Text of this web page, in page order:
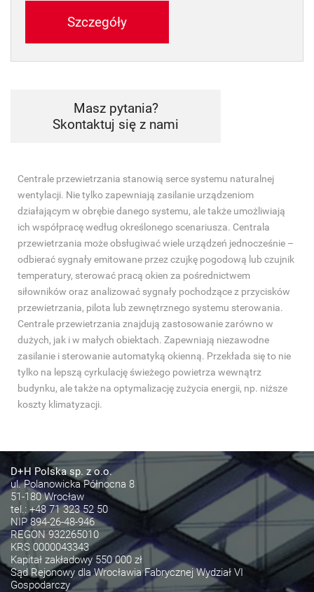
Szczegóły
Masz pytania?
Skontaktuj się z nami
Centrale przewietrzania stanowią serce systemu naturalnej
wentylacji. Nie tylko zapewniają zasilanie urządzeniom
działającym w obrębie danego systemu, ale także umożliwiają
ich współpracę według określonego scenariusza. Centrala
przewietrzania może obsługiwać wiele urządzeń jednocześnie –
odbierać sygnały emitowane przez czujkę pogodową lub czujnik
temperatury, sterować pracą okien za pośrednictwem
siłowników oraz analizować sygnały pochodzące z przycisków
przewietrzania, pilota lub zewnętrznego systemu sterowania.
Centrale przewietrzania znajdują zastosowanie zarówno w
dużych, jak i w małych obiektach. Zapewniają niezawodne
zasilanie i sterowanie automatyką okienną. Przekłada się to nie
tylko na lepszą cyrkulację świeżego powietrza wewnątrz
budynku, ale także na optymalizację zużycia energii, np. niższe
koszty klimatyzacji.
D+H Polska sp. z o.o.
ul. Polanowicka Północna 8
51-180 Wrocław
tel.: +48 71 323 52 50
NIP 894-26-48-946
REGON 932265010
KRS 0000043343
Kapitał zakładowy 550 000 zł
Sąd Rejonowy dla Wrocławia Fabrycznej Wydział VI
Gospodarczy